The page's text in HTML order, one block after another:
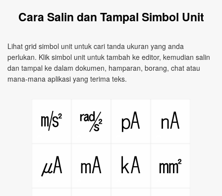
Cara Salin dan Tampal Simbol Unit
Lihat grid simbol unit untuk cari tanda ukuran yang anda
perlukan. Klik simbol unit untuk tambah ke editor, kemudian salin
dan tampal ke dalam dokumen, hamparan, borang, chat atau
mana-mana aplikasi yang terima teks.
㎨ ㎯ ㎀
㎁
㎂
㎃ ㎄
㎟